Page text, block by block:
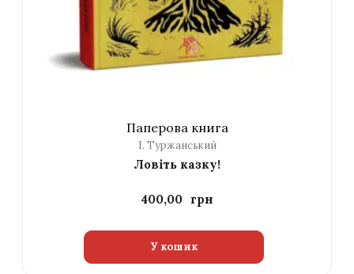
Паперова книга
І. Туржанський
Ловіть казку!
400,00
У кошик